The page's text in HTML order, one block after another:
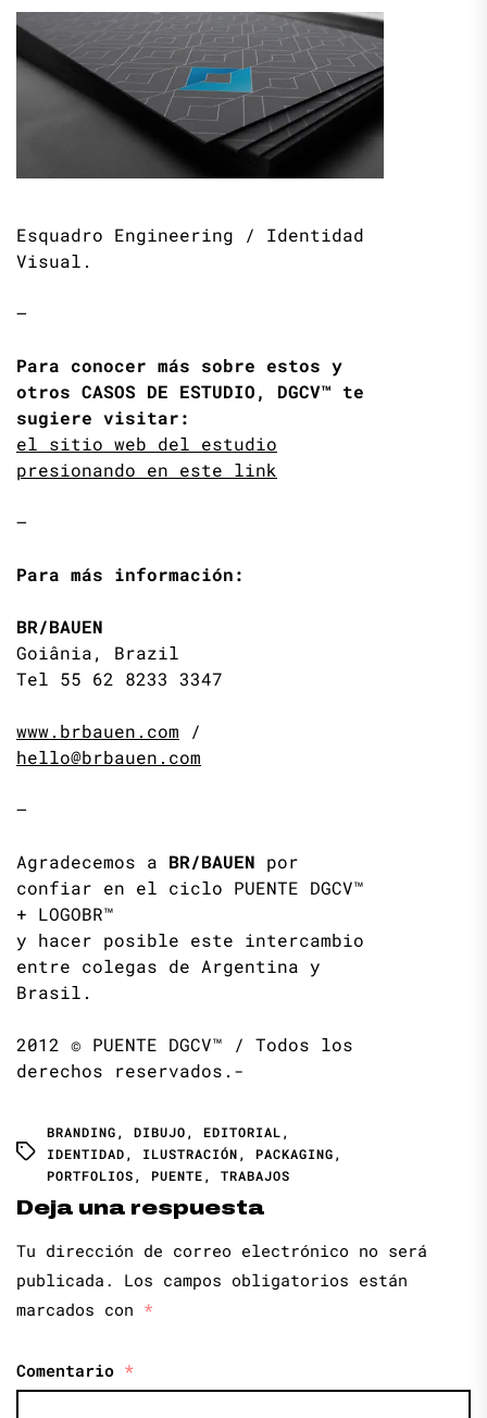
Esquadro Engineering / Identidad
Visual.
—
Para conocer más sobre estos y
otros CASOS DE ESTUDIO, DGCV™ te
sugiere visitar:
el sitio web del estudio
presionando en este link
—
Para más información:
BR/BAUEN
Goiânia, Brazil
Tel 55 62 8233 3347
www.brbauen.com /
hello@brbauen.com
—
Agradecemos a BR/BAUEN por
confiar en el ciclo PUENTE DGCV™
+ LOGOBR™
y hacer posible este intercambio
entre colegas de Argentina y
Brasil.
2012 © PUENTE DGCV™ / Todos los
derechos reservados.-
BRANDING, DIBUJO, EDITORIAL,
IDENTIDAD, ILUSTRACIÓN, PACKAGING,
PORTFOLIOS, PUENTE, TRABAJOS
Deja una respuesta
Tu dirección de correo electrónico no será
publicada.
Los campos obligatorios están
marcados con *
Comentario *